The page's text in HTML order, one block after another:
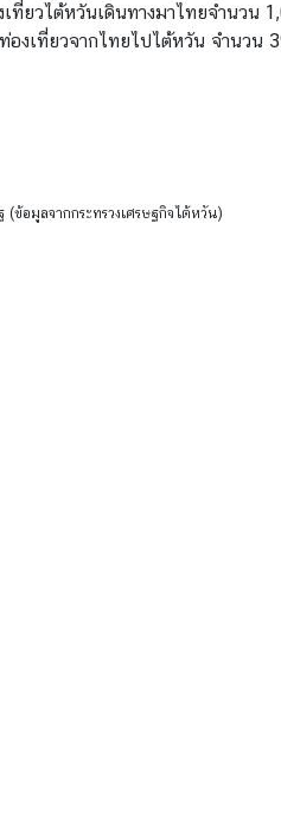
ที่ยวไต้หวันเดินทางมาไทยจำนว
เที่ยวจากไทยไปไต้หวัน จำนวน
ข้อมูลจากกระทรวงเศรษฐกิจไต้หวัน)